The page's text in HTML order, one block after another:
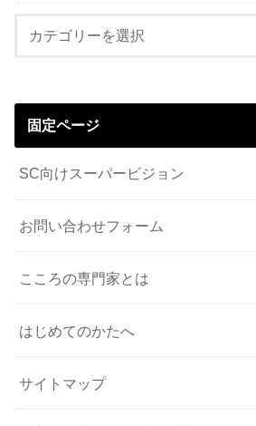
固定ページ
SC向けスーパービジョン
お問い合わせフォーム
こころの専門家とは
はじめてのかたへ
サイトマップ